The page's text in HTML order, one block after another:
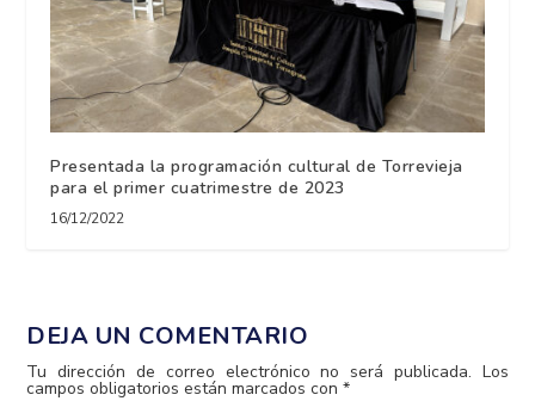
Presentada la programación cultural de Torrevieja
para el primer cuatrimestre de 2023
16/12/2022
DEJA UN COMENTARIO
Tu dirección de correo electrónico no será publicada. Los
campos obligatorios están marcados con*